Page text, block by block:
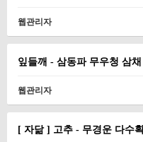
웹관리자
잎들깨 - 삼동파 무우청 삼
웹관리자
[ 자닮 ] 고추 - 무경운 다수